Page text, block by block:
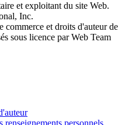
et exploitant du site Web.
Inc.
commerce et droits d'auteur de
sous licence par Web Team
renseignements personnels